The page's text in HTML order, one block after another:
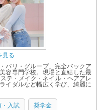
見る
パリ・グループ」完全バックア
容専門学校。現場と直結した最
テ・メイク・ネイル・ヘアアレ
イダルなど幅広く学び、綺麗に
・入試 奨学金